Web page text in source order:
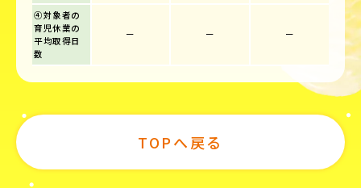
④対象者の
育児休業の
平均取得日
数
ー ー ー
TOPへ戻る